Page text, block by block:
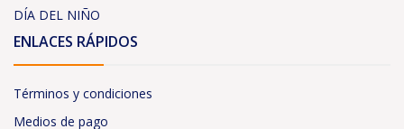
DÍA DEL NIÑO
ENLACES RÁPIDOS
Términos y condiciones
Medios de pago